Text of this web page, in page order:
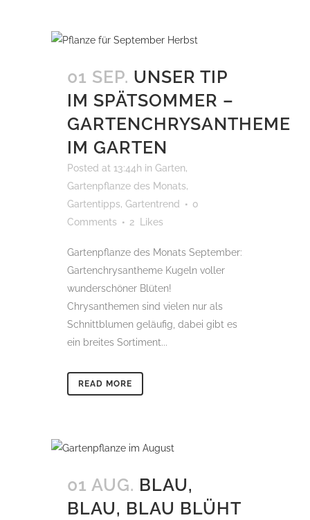
01 SEP. UNSER TIP
IM SPÄTSOMMER –
GARTENCHRYSANTHEME
IM GARTEN
Posted at 13:44h in Garten,
Gartenpflanze des Monats,
Gartentipps, Gartentrend
0
Comments
2 Likes
Gartenpflanze des Monats September:
Gartenchrysantheme Kugeln voller
wunderschöner Blüten!
Chrysanthemen sind vielen nur als
Schnittblumen geläufig, dabei gibt es
ein breites Sortiment...
READ MORE
01 AUG. BLAU,
BLAU, BLAU BLÜHT